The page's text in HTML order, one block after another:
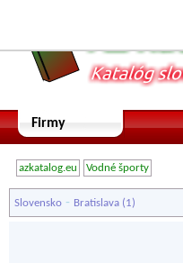
Firmy
azkatalog.eu Vodné športy
Slovensko - Bratislava (1)